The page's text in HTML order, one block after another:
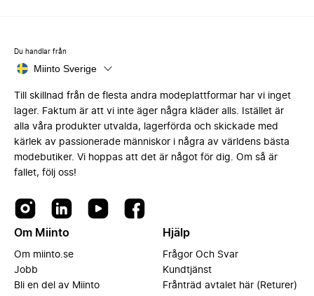
Du handlar från
Miinto Sverige
Till skillnad från de flesta andra modeplattformar har vi inget
lager. Faktum är att vi inte äger några kläder alls. Istället är
alla våra produkter utvalda, lagerförda och skickade med
kärlek av passionerade människor i några av världens bästa
modebutiker. Vi hoppas att det är något för dig. Om så är
fallet, följ oss!
Om Miinto
Om miinto.se
Jobb
Bli en del av Miinto
Hjälp
Frågor Och Svar
Kundtjänst
Frånträd avtalet här (Returer)